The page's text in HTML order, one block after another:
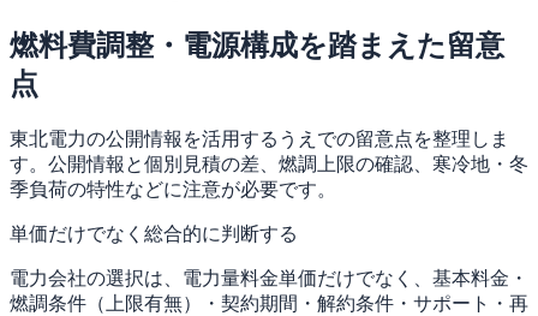
燃料費調整・電源構成を踏まえた留意
点
東北電力の公開情報を活用するうえでの留意点を整理しま
す。公開情報と個別見積の差、燃調上限の確認、寒冷地・冬
季負荷の特性などに注意が必要です。
単価だけでなく総合的に判断する
電力会社の選択は、電力量料金単価だけでなく、基本料金・
燃調条件（上限有無）・契約期間・解約条件・サポート・再